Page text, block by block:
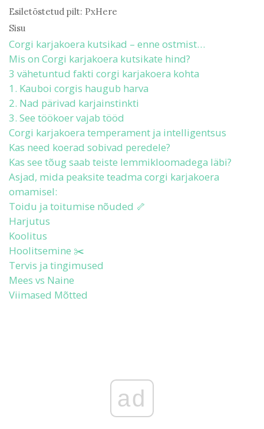
Esiletõstetud pilt: PxHere
Sisu
Corgi karjakoera kutsikad – enne ostmist…
Mis on Corgi karjakoera kutsikate hind?
3 vähetuntud fakti corgi karjakoera kohta
1. Kauboi corgis haugub harva
2. Nad pärivad karjainstinkti
3. See töökoer vajab tööd
Corgi karjakoera temperament ja intelligentsus
Kas need koerad sobivad peredele?
Kas see tõug saab teiste lemmikloomadega läbi?
Asjad, mida peaksite teadma corgi karjakoera
omamisel:
Toidu ja toitumise nõuded 🦴
Harjutus
Koolitus
Hoolitsemine ✂️
Tervis ja tingimused
Mees vs Naine
Viimased Mõtted
ad